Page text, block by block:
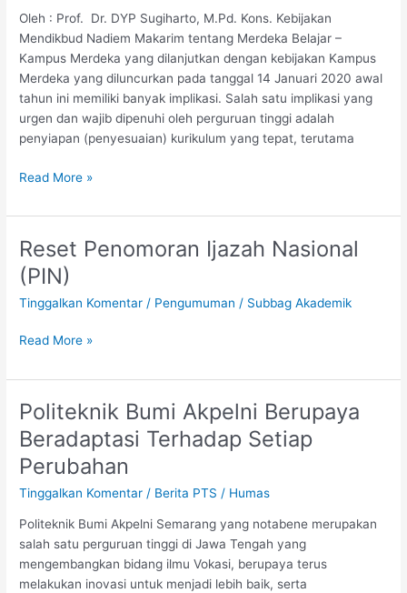
Oleh : Prof. Dr. DYP Sugiharto, M.Pd. Kons. Kebijakan
Mendikbud Nadiem Makarim tentang Merdeka Belajar –
Kampus Merdeka yang dilanjutkan dengan kebijakan Kampus
Merdeka yang diluncurkan pada tanggal 14 Januari 2020 awal
tahun ini memiliki banyak implikasi. Salah satu implikasi yang
urgen dan wajib dipenuhi oleh perguruan tinggi adalah
penyiapan (penyesuaian) kurikulum yang tepat, terutama
Read More »
Reset Penomoran Ijazah Nasional
(PIN)
Tinggalkan Komentar / Pengumuman / Subbag Akademik
Reset
Penomoran
Ijazah
Nasional
Read More »
Politeknik Bumi Akpelni Berupaya
Beradaptasi Terhadap Setiap
Perubahan
Tinggalkan Komentar / Berita PTS / Humas
Politeknik Bumi Akpelni Semarang yang notabene merupakan
salah satu perguruan tinggi di Jawa Tengah yang
mengembangkan bidang ilmu Vokasi, berupaya terus
melakukan inovasi untuk menjadi lebih baik, serta
Politeknik
Bumi
Akpelni
Berupaya
Beradaptasi
Setiap
Perubahan